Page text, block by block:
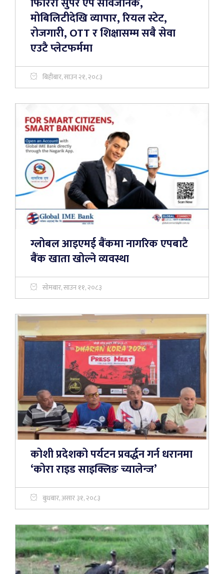
मोबिलिटीदेखि व्यापार, रियल स्टेट,
रोजगारी, OTT र शिक्षासम्म सबै सेवा
एउटै प्लेटफर्ममा
बिहीबार, साउन २१, २०८३
ग्लोबल आइएमई बैंकमा नागरिक एपबाटै
बैंक खाता खोल्ने व्यवस्था
सोमबार, साउन ११, २०८३
कोशी प्रदेशको पर्यटन प्रवर्द्धन गर्न धरानमा
‘कोरा राइड साइक्लिङ च्यालेन्ज’
बुधबार, असार ३१, २०८३